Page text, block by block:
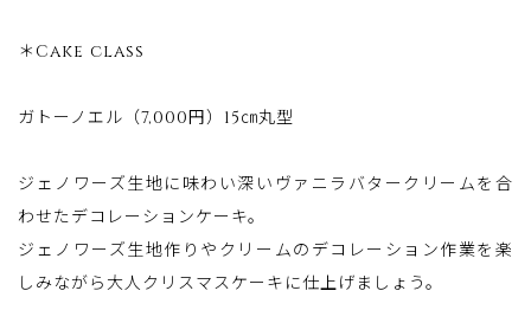
＊Cake class
ガトーノエル（7,000円）15㎝丸型
ジェノワーズ生地に味わい深いヴァニラバタークリームを合
わせたデコレーションケーキ。
ジェノワーズ生地作りやクリームのデコレーション作業を楽
しみながら大人クリスマスケーキに仕上げましょう。